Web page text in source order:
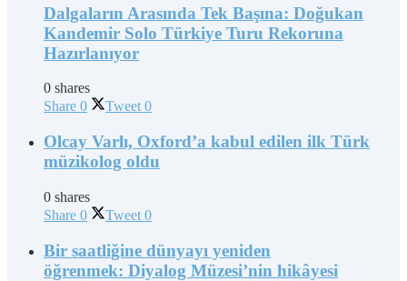
Dalgaların Arasında Tek Başına: Doğukan
Kandemir Solo Türkiye Turu Rekoruna
Hazırlanıyor
0 shares
Share 0 Tweet 0
Olcay Varlı, Oxford’a kabul edilen ilk Türk
müzikolog oldu
0 shares
Share 0 Tweet 0
Bir saatliğine dünyayı yeniden
öğrenmek: Diyalog Müzesi’nin hikâyesi